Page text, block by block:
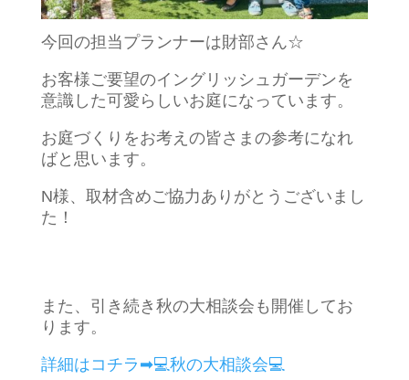
今回の担当プランナーは財部さん☆
お客様ご要望のイングリッシュガーデンを
意識した可愛らしいお庭になっています。
お庭づくりをお考えの皆さまの参考になれ
ばと思います。
N様、取材含めご協力ありがとうございまし
た！
また、引き続き秋の大相談会も開催してお
ります。
詳細はコチラ➡💻秋の大相談会💻